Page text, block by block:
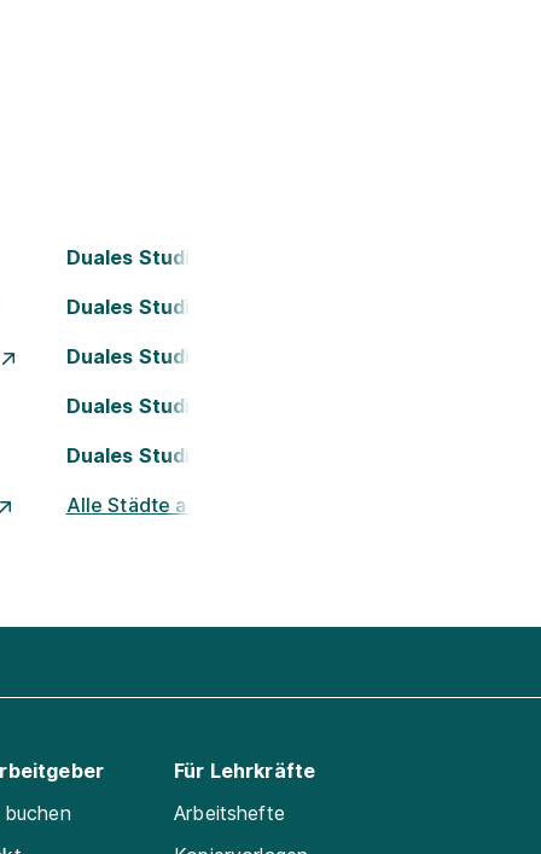
Duales Studium Bielefeld
Duales Studium Darmstadt
Duales Studium Essen
Duales Studium Köln
Duales Studium Nürnberg
Alle Städte ansehen
Für Lehrkräfte
Arbeitshefte